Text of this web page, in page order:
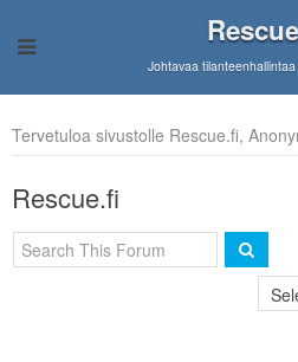
Johtavaa
Tervetuloa sivustolle Rescue.fi,
Rescue.fi